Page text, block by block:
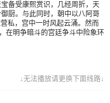
备受康熙赏识，几经周折，天
厨。与此同时，朝中以八阿哥
私，宫中一时风起云涌。然而
在明争暗斗的宫廷争斗中险象环
↓无法播放请更换下面线路↓